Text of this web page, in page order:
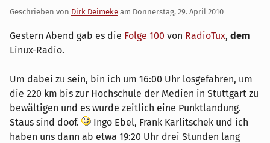
Geschrieben von Dirk Deimeke am Donnerstag, 29. April 2010
Gestern Abend gab es die Folge 100 von RadioTux, dem
Linux-Radio.
Um dabei zu sein, bin ich um 16:00 Uhr losgefahren, um
die 220 km bis zur Hochschule der Medien in Stuttgart zu
bewältigen und es wurde zeitlich eine Punktlandung.
Staus sind doof.
Ingo Ebel, Frank Karlitschek und ich
haben uns dann ab etwa 19:20 Uhr drei Stunden lang